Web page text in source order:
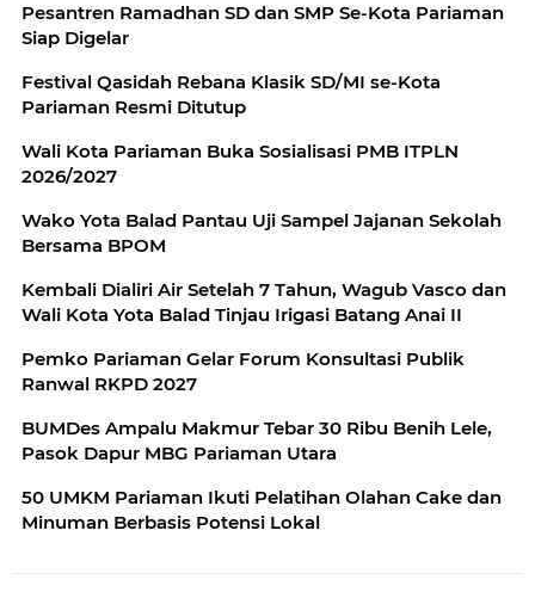
Pesantren Ramadhan SD dan SMP Se-Kota Pariaman
Siap Digelar
Festival Qasidah Rebana Klasik SD/MI se-Kota
Pariaman Resmi Ditutup
Wali Kota Pariaman Buka Sosialisasi PMB ITPLN
2026/2027
Wako Yota Balad Pantau Uji Sampel Jajanan Sekolah
Bersama BPOM
Kembali Dialiri Air Setelah 7 Tahun, Wagub Vasco dan
Wali Kota Yota Balad Tinjau Irigasi Batang Anai II
Pemko Pariaman Gelar Forum Konsultasi Publik
Ranwal RKPD 2027
BUMDes Ampalu Makmur Tebar 30 Ribu Benih Lele,
Pasok Dapur MBG Pariaman Utara
50 UMKM Pariaman Ikuti Pelatihan Olahan Cake dan
Minuman Berbasis Potensi Lokal